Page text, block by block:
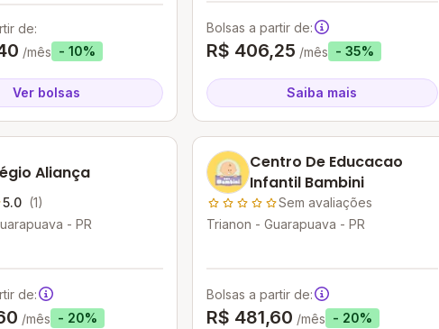
de:
/mês - 10%
Ver bolsas
Bolsas a partir de:
R$ 406,25 /mês - 35%
Saiba mais
Aliança
5.0 (1)
- PR
de:
/mês - 20%
Centro De Educacao
Infantil Bambini
Sem avaliações
Trianon - Guarapuava - PR
Bolsas a partir de:
R$ 481,60 /mês - 20%